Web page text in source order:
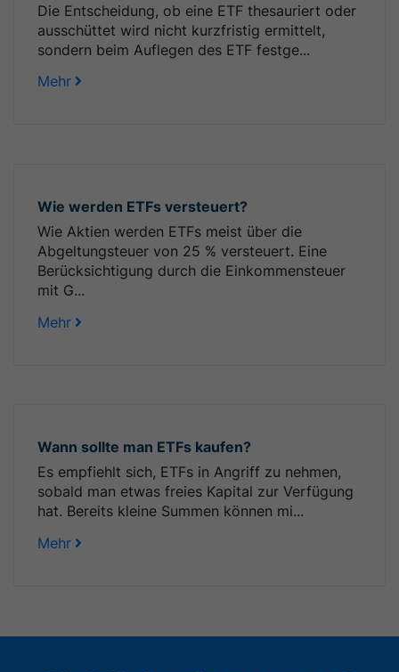
Die Entscheidung, ob eine ETF thesauriert oder
ausschüttet wird nicht kurzfristig ermittelt,
sondern beim Auflegen des ETF festge...
Mehr
Wie werden ETFs versteuert?
Wie Aktien werden ETFs meist über die
Abgeltungsteuer von 25 % versteuert. Eine
Berücksichtigung durch die Einkommensteuer
mit G...
Mehr
Wann sollte man ETFs kaufen?
Es empfiehlt sich, ETFs in Angriff zu nehmen,
sobald man etwas freies Kapital zur Verfügung
hat. Bereits kleine Summen können mi...
Mehr